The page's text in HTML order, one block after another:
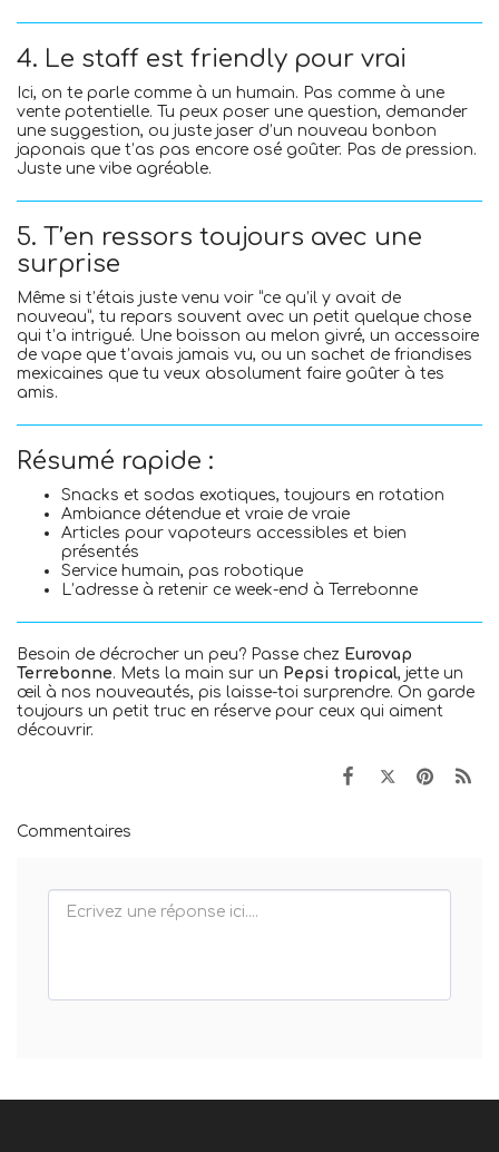
4. Le staff est friendly pour vrai
Ici, on te parle comme à un humain. Pas comme à une
vente potentielle. Tu peux poser une question, demander
une suggestion, ou juste jaser d’un nouveau bonbon
japonais que t’as pas encore osé goûter. Pas de pression.
Juste une vibe agréable.
5. T’en ressors toujours avec une
surprise
Même si t’étais juste venu voir “ce qu’il y avait de
nouveau”, tu repars souvent avec un petit quelque chose
qui t’a intrigué. Une boisson au melon givré, un accessoire
de vape que t’avais jamais vu, ou un sachet de friandises
mexicaines que tu veux absolument faire goûter à tes
amis.
Résumé rapide :
Snacks et sodas exotiques, toujours en rotation
Ambiance détendue et vraie de vraie
Articles pour vapoteurs accessibles et bien
présentés
Service humain, pas robotique
L’adresse à retenir ce week-end à Terrebonne
Besoin de décrocher un peu? Passe chez Eurovap
Terrebonne. Mets la main sur un Pepsi tropical, jette un
œil à nos nouveautés, pis laisse-toi surprendre. On garde
toujours un petit truc en réserve pour ceux qui aiment
découvrir.
Commentaires